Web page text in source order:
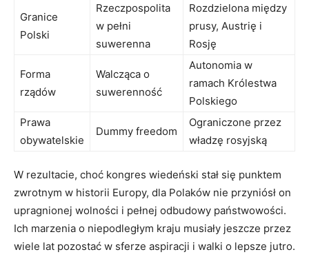
Granice
Polski
Rzeczpospolita
w pełni
suwerenna
Rozdzielona między
prusy, Austrię i
Rosję
Forma
rządów
Walcząca o
suwerenność
Autonomia w
ramach Królestwa
Polskiego
Prawa
obywatelskie
Dummy freedom
Ograniczone przez
władzę rosyjską
W rezultacie, choć kongres wiedeński stał się punktem
zwrotnym w historii Europy, dla Polaków nie przyniósł on
upragnionej wolności i pełnej odbudowy państwowości.
Ich marzenia o niepodległym kraju musiały jeszcze przez
wiele lat pozostać w sferze aspiracji i walki o lepsze jutro.